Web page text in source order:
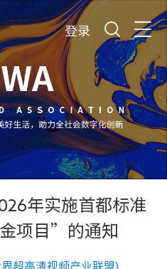
登录
年实施首都标准
项目”的通知
超高清视频产业联盟)